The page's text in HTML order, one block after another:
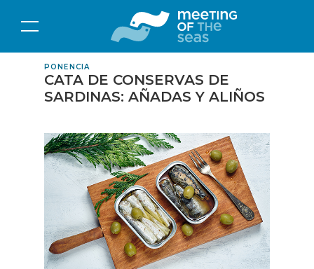
PONENCIA
CATA DE CONSERVAS DE
SARDINAS: AÑADAS Y ALIÑOS